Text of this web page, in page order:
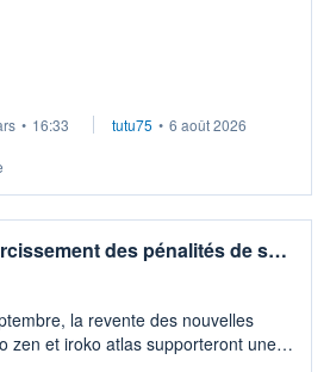
de faire financer par un emprunt
• 16:33 tutu75 • 6 août 2026
des pénalités de s…
la revente des nouvelles
zen et iroko atlas supporteront une